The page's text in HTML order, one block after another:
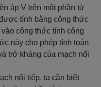
áp V trên một phần tử
tính bằng công thức
công thức tính công
này cho phép tính toán
trở kháng của mạch nối
nối tiếp, ta cần biết